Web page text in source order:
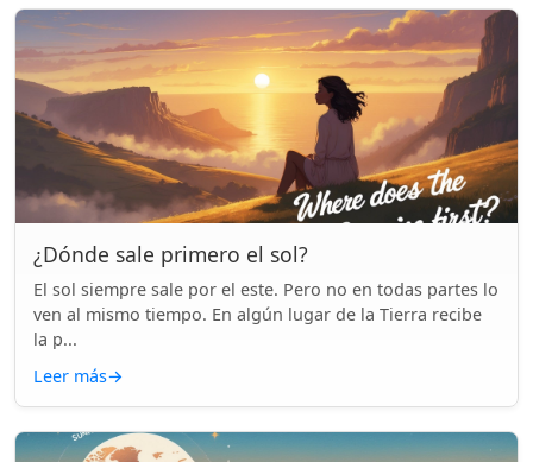
¿Dónde sale primero el sol?
El sol siempre sale por el este. Pero no en todas partes lo
ven al mismo tiempo. En algún lugar de la Tierra recibe
la p...
Leer más→